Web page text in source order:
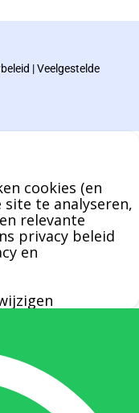
draait voor
voor vragen
u een
zal
|Veelgestelde
cookies (en
te analyseren,
relevante
privacy beleid
en